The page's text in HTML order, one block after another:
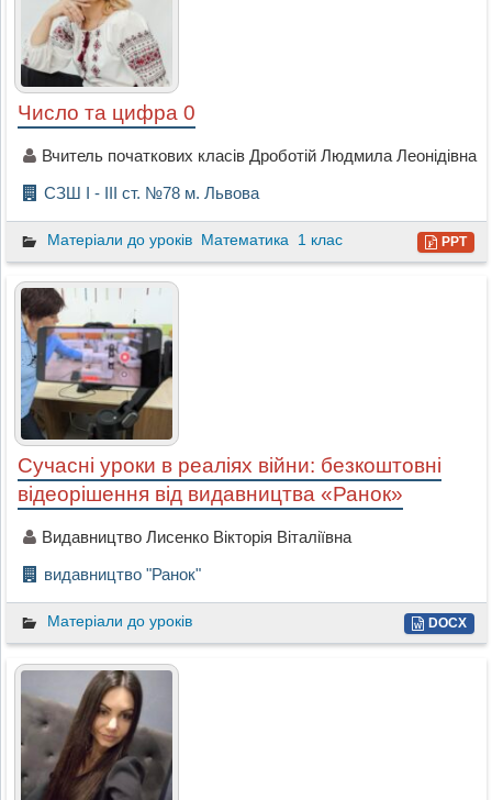
Число та цифра 0
Вчитель початкових класів Дроботій Людмила Леонідівна
СЗШ І - ІІІ ст. №78 м. Львова
Матеріали до уроків Математика 1 клас PPT
Сучасні уроки в реаліях війни: безкоштовні
відеорішення від видавництва «Ранок»
Видавництво Лисенко Вікторія Віталіївна
видавництво "Ранок"
Матеріали до уроків DOCX